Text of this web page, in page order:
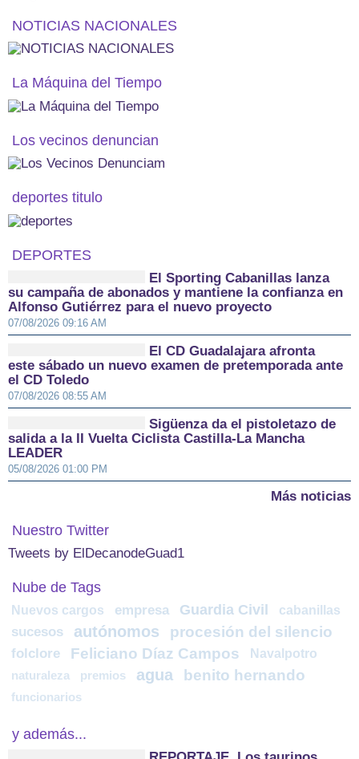
NOTICIAS NACIONALES
La Máquina del Tiempo
Los vecinos denuncian
deportes titulo
DEPORTES
El Sporting Cabanillas lanza
su campaña de abonados y mantiene la confianza en
Alfonso Gutiérrez para el nuevo proyecto
07/08/2026 09:16 AM
El CD Guadalajara afronta
este sábado un nuevo examen de pretemporada ante
el CD Toledo
07/08/2026 08:55 AM
Sigüenza da el pistoletazo de
salida a la II Vuelta Ciclista Castilla-La Mancha
LEADER
05/08/2026 01:00 PM
Más noticias
Nuestro Twitter
Tweets by ElDecanodeGuad1
Nube de Tags
Nuevos cargos empresa Guardia Civil cabanillas
sucesos autónomos procesión del silencio
folclore Feliciano Díaz Campos Navalpotro
naturaleza premios agua benito hernando
funcionarios
y además...